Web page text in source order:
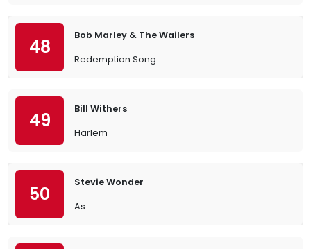
48
Bob Marley & The Wailers
Redemption Song
49
Bill Withers
Harlem
50
Stevie Wonder
As